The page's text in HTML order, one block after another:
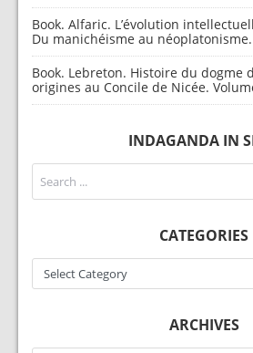
Book. Alfaric. L’évolution
Du manichéisme au
Book. Lebreton. Histoire du dogme
origines au Concile de Nicée.
INDAGANDA IN
CATEGORIES
Categories
ARCHIVES